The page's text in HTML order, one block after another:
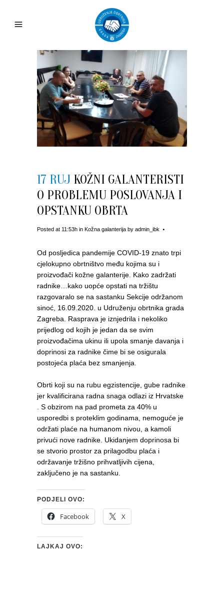
17 RUJ KOŽNI GALANTERISTI
O PROBLEMU POSLOVANJA I
OPSTANKU OBRTA
Posted at 11:53h in Kožna galanterija by admin_ibk
Od posljedica pandemije COVID-19 znato trpi
cjelokupno obrtništvo među kojima su i
proizvođači kožne galanterije. Kako zadržati
radnike…kako uopće opstati na tržištu
razgovaralo se na sastanku Sekcije održanom
sinoć, 16.09.2020. u Udruženju obrtnika grada
Zagreba. Rasprava je iznjedrila i nekoliko
prijedlog od kojih je jedan da se svim
proizvođačima ukinu ili upola smanje davanja i
doprinosi za radnike čime bi se osigurala
postojeća plaća bez smanjenja.
Obrti koji su na rubu egzistencije, gube radnike
jer kvalificirana radna snaga odlazi iz Hrvatske
. S obzirom na pad prometa za 40% u
usporedbi s proteklim godinama, nemoguće je
održati plaće na humanom nivou, a kamoli
privući nove radnike. Ukidanjem doprinosa bi
se stvorio prostor za prilagodbu plaća i
održavanje tržišno prihvatljivih cijena,
zaključeno je na sastanku.
PODJELI OVO:
Facebook X
LAJKAJ OVO: